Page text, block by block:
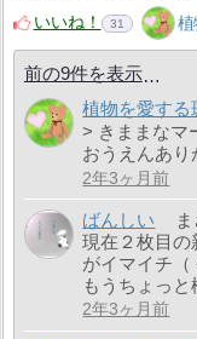
いいね！
31 植
前の9件を表示
植物を愛する
> きままなマ
おうえんあり
2年3ヶ月前
ばんしい
現在２枚目の
がイマイチ（
もうちょっ
2年3ヶ月前